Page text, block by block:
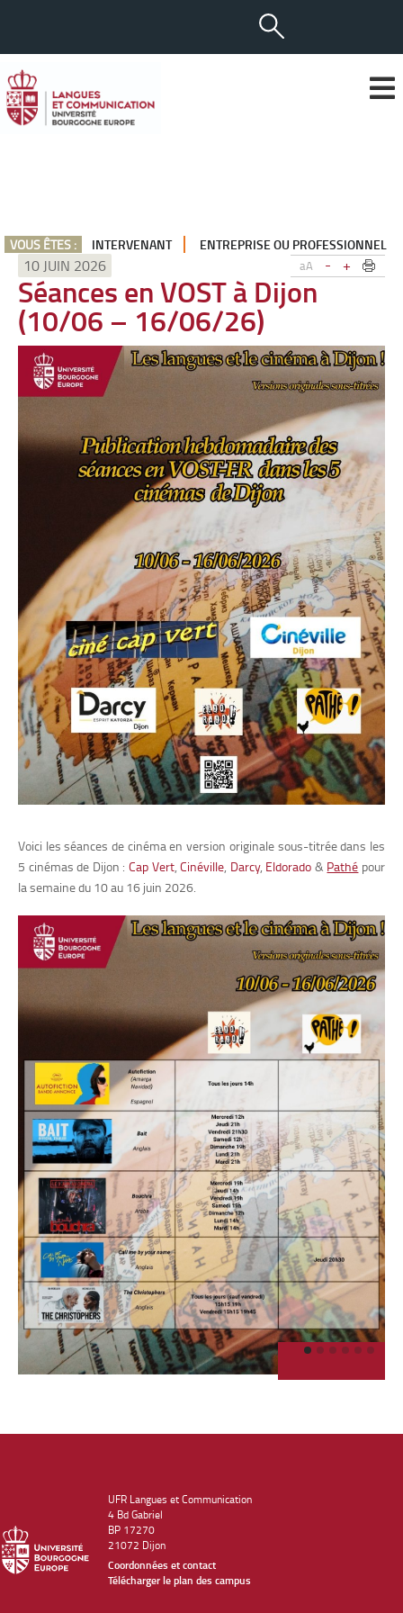
VOUS ÊTES : INTERVENANT ENTREPRISE OU PROFESSIONNEL
aA - +
10 JUIN 2026
Séances en VOST à Dijon
(10/06 – 16/06/26)
Voici les séances de cinéma en version originale sous-titrée dans les
5 cinémas de Dijon : Cap Vert,Cinéville Darcy, Eldorado & Pathé pour
la semaine du 10 au 16 juin 2026.
UFR Langues et Communication
4 Bd Gabriel
BP 17270
21072 Dijon
Coordonnées et contact
Télécharger le plan des campus